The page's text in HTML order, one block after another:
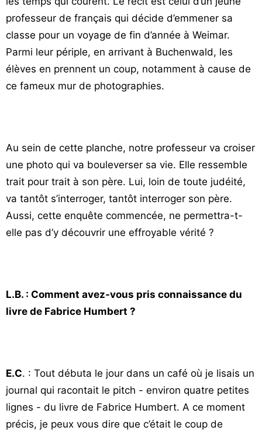
professeur de français qui décide d’emmener sa
classe pour un voyage de fin d’année à Weimar.
Parmi leur périple, en arrivant à Buchenwald, les
élèves en prennent un coup, notamment à cause de
ce fameux mur de photographies.
Au sein de cette planche, notre professeur va croiser
une photo qui va bouleverser sa vie. Elle ressemble
trait pour trait à son père. Lui, loin de toute judéité,
va tantôt s’interroger, tantôt interroger son père.
Aussi, cette enquête commencée, ne permettra-t-
elle pas d’y découvrir une effroyable vérité ?
L.B. : Comment avez-vous pris connaissance du
livre de Fabrice Humbert ?
E.C. : Tout débuta le jour dans un café où je lisais un
journal qui racontait le pitch - environ quatre petites
lignes - du livre de Fabrice Humbert. A ce moment
précis, je peux vous dire que c’était le coup de